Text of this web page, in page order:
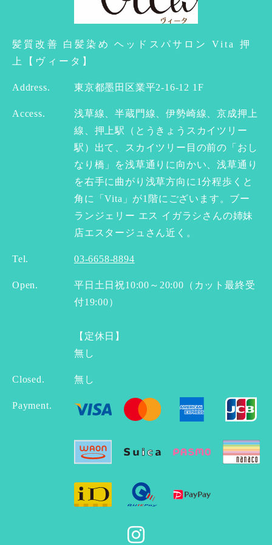
髪質改善 白髪染め ヘッドスパサロン Vita 押
上【ヴィータ】
Address. 東京都墨田区業平2-16-12 1F
Access.
浅草線、半蔵門線、伊勢崎線、京成押上
線、押上駅（とうきょうスカイツリー
駅）出て、スカイツリー目の前の「おし
なり橋」を浅草通りに向かい、浅草通り
を右手に曲がり浅草方向に1分程歩くと
角に「Vita」が1階にございます。ブー
ランジェリー エス イガラシさんの姉妹
店エスタージュさん近く。
Tel. 03-6658-8894
Open.
平日土日祝10:00～20:00（カット最終受
付19:00）
【定休日】
無し
Closed. 無し
Payment.